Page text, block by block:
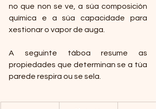
no que non se ve, a súa composición
química e a súa capacidade para
xestionar o vapor de auga.
A seguinte táboa resume as
propiedades que determinan se a túa
parede respira ou se sela.